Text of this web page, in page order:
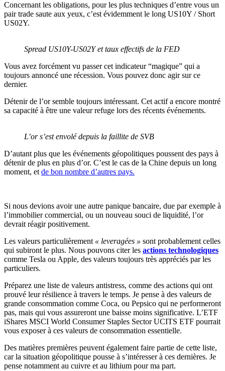
Concernant les obligations, pour les plus techniques d’entre vous un
pair trade saute aux yeux, c’est évidemment le long US10Y / Short
US02Y.
Spread US10Y-US02Y et taux effectifs de la FED
Vous avez forcément vu passer cet indicateur “magique” qui a
toujours annoncé une récession. Vous pouvez donc agir sur ce
dernier.
Détenir de l’or semble toujours intéressant. Cet actif a encore montré
sa capacité à être une valeur refuge lors des récents événements.
L’or s’est envolé depuis la faillite de SVB
D’autant plus que les événements géopolitiques poussent des pays à
détenir de plus en plus d’or. C’est le cas de la Chine depuis un long
moment, et de bon nombre d’autres pays.
Si nous devions avoir une autre panique bancaire, due par exemple à
l’immobilier commercial, ou un nouveau souci de liquidité, l’or
devrait réagir positivement.
Les valeurs particulièrement « leveragées » sont probablement celles
qui subiront le plus. Nous pouvons citer les actions technologiques
comme Tesla ou Apple, des valeurs toujours très appréciés par les
particuliers.
Préparez une liste de valeurs antistress, comme des actions qui ont
prouvé leur résilience à travers le temps. Je pense à des valeurs de
grande consommation comme Coca, ou Pepsico qui ne performeront
pas, mais qui vous assureront une baisse moins significative. L’ETF
iShares MSCI World Consumer Staples Sector UCITS ETF pourrait
vous exposer à ces valeurs de consommation essentielle.
Des matières premières peuvent également faire partie de cette liste,
car la situation géopolitique pousse à s’intéresser à ces dernières. Je
pense notamment au cuivre et au lithium pour ma part.